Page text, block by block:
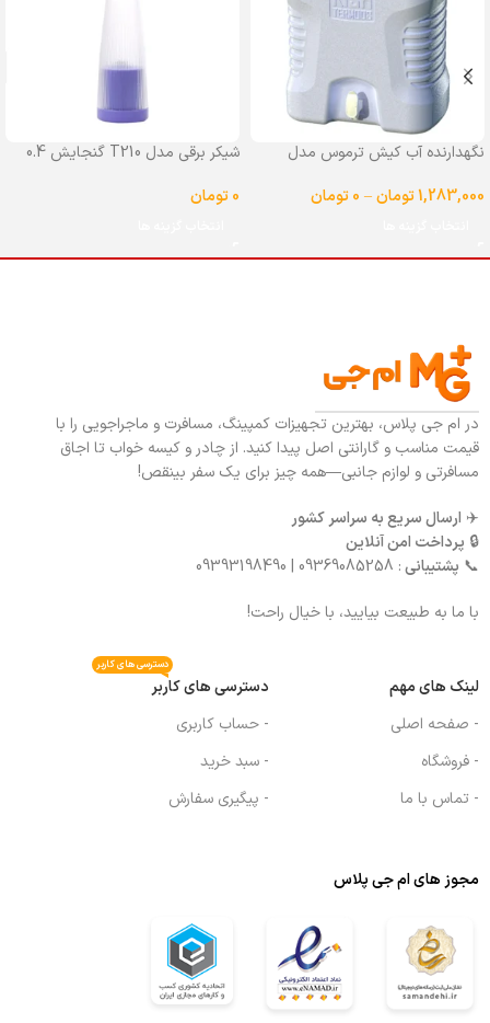
نگهدارنده آب کیش ترموس مدل
1,283,000تومان–
0تومان
شیکر برقی مدل T210 گنجایش 0.4
0تومان
در ام جی پلاس، بهترین تجهیزات کمپینگ، مسافرت و ماجراجویی را با
قیمت مناسب و گارانتی اصل پیدا کنید. از چادر و کیسه خواب تا اجاق
مسافرتی و لوازم جانبی—همه چیز برای یک سفر بینقص!
✈️ ارسال سریع به سراسر کشور
🔒 پرداخت امن آنلاین
📞 پشتیبانی: 09369085258 | 09393198490
با ما به طبیعت بیایید، با خیال راحت!
لینک های مهم
- صفحه اصلی
- فروشگاه
- تماس با ما
دسترسی های کاربر
دسترسی های کاربر
- حساب کاربری
- سبد خرید
- پیگیری سفارش
مجوز های ام جی پلاس